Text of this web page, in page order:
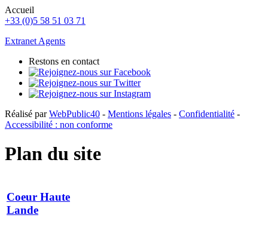
Accueil
+33 (0)5 58 51 03 71
Extranet Agents
Restons en contact
Réalisé parWebPublic40 - Mentions légales - Confidentialité -
Accessibilité : non conforme
Plan du site
Coeur Haute
Lande